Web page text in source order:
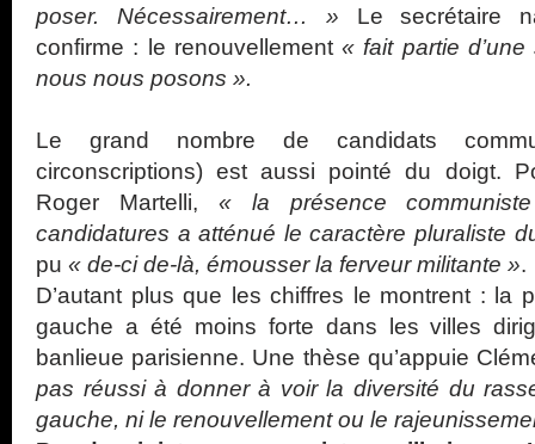
poser. Nécessairement… » Le secrétaire
confirme : le renouvellement« fait partie
nous nous posons ».
Le grand nombre de candidats
circonscriptions) est aussi pointé du doigt.
Roger Martelli, « la présence
candidatures a atténué le caractère pluraliste
pu « de-ci de-là, émousser la ferveur militante ».
D’autant plus que les chiffres le montrent : la
gauche a été moins forte dans les villes
banlieue parisienne. Une thèse qu’appuie
pas réussi à donner à voir la diversité du
gauche, ni le renouvellement ou le